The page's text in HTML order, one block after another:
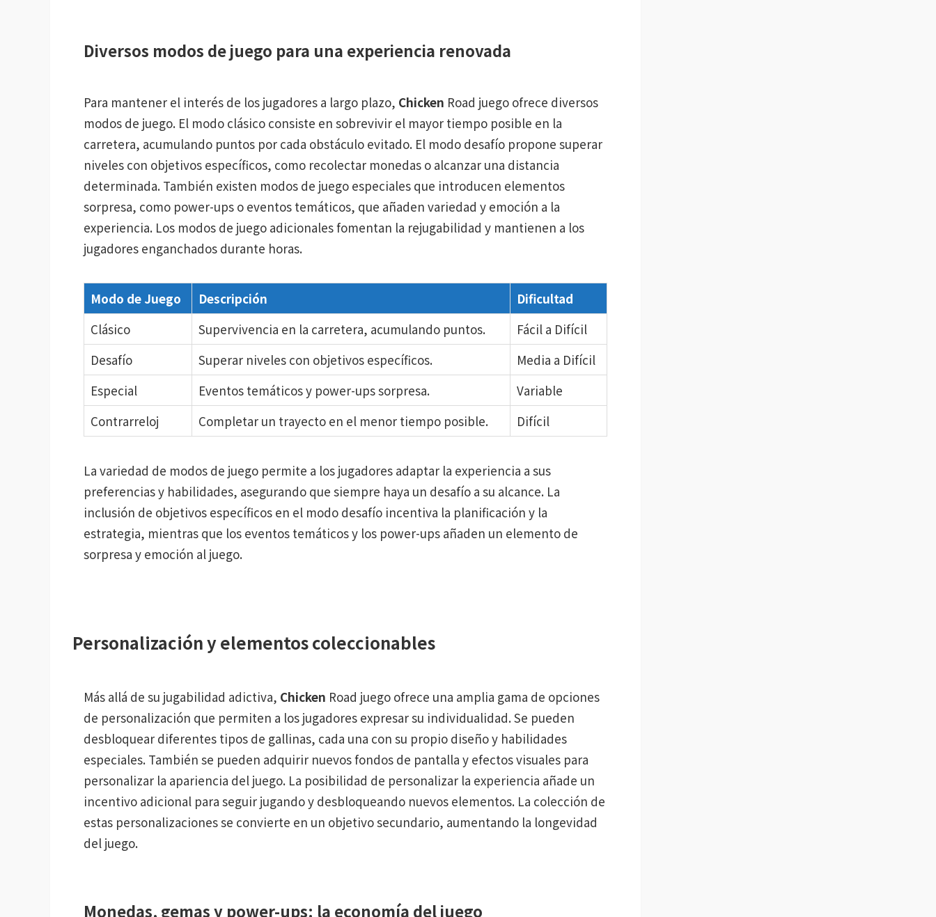
Diversos modos de juego para una experiencia renovada
Para mantener el interés de los jugadores a largo plazo, Chicken Road juego ofrece diversos
modos de juego. El modo clásico consiste en sobrevivir el mayor tiempo posible en la
carretera, acumulando puntos por cada obstáculo evitado. El modo desafío propone superar
niveles con objetivos específicos, como recolectar monedas o alcanzar una distancia
determinada. También existen modos de juego especiales que introducen elementos
sorpresa, como power-ups o eventos temáticos, que añaden variedad y emoción a la
experiencia. Los modos de juego adicionales fomentan la rejugabilidad y mantienen a los
jugadores enganchados durante horas.
Modo de Juego Descripción
Dificultad
Clásico
Supervivencia en la carretera, acumulando puntos.
Fácil a Difícil
Desafío
Superar niveles con objetivos específicos.
Media a Difícil
Especial
Eventos temáticos y power-ups sorpresa.
Variable
Contrarreloj
Completar un trayecto en el menor tiempo posible. Difícil
La variedad de modos de juego permite a los jugadores adaptar la experiencia a sus
preferencias y habilidades, asegurando que siempre haya un desafío a su alcance. La
inclusión de objetivos específicos en el modo desafío incentiva la planificación y la
estrategia, mientras que los eventos temáticos y los power-ups añaden un elemento de
sorpresa y emoción al juego.
Personalización y elementos coleccionables
Más allá de su jugabilidad adictiva, Chicken Road juego ofrece una amplia gama de opciones
de personalización que permiten a los jugadores expresar su individualidad. Se pueden
desbloquear diferentes tipos de gallinas, cada una con su propio diseño y habilidades
especiales. También se pueden adquirir nuevos fondos de pantalla y efectos visuales para
personalizar la apariencia del juego. La posibilidad de personalizar la experiencia añade un
incentivo adicional para seguir jugando y desbloqueando nuevos elementos. La colección de
estas personalizaciones se convierte en un objetivo secundario, aumentando la longevidad
del juego.
Monedas, gemas y power-ups: la economía del juego